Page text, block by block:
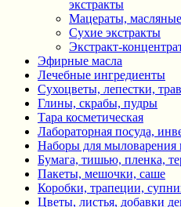
экстракты
Мацераты,
Сухие экстракты
Экстракт-
Эфирные масла
Лечебные ингредиенты
Сухоцветы, лепестки,
Глины, скрабы, пудры
Тара косметическая
Лабораторная посуда,
Наборы для
Бумага, тишью, пленка,
Пакеты, мешочки, саше
Коробки, трапеции,
Цветы, листья, добавки